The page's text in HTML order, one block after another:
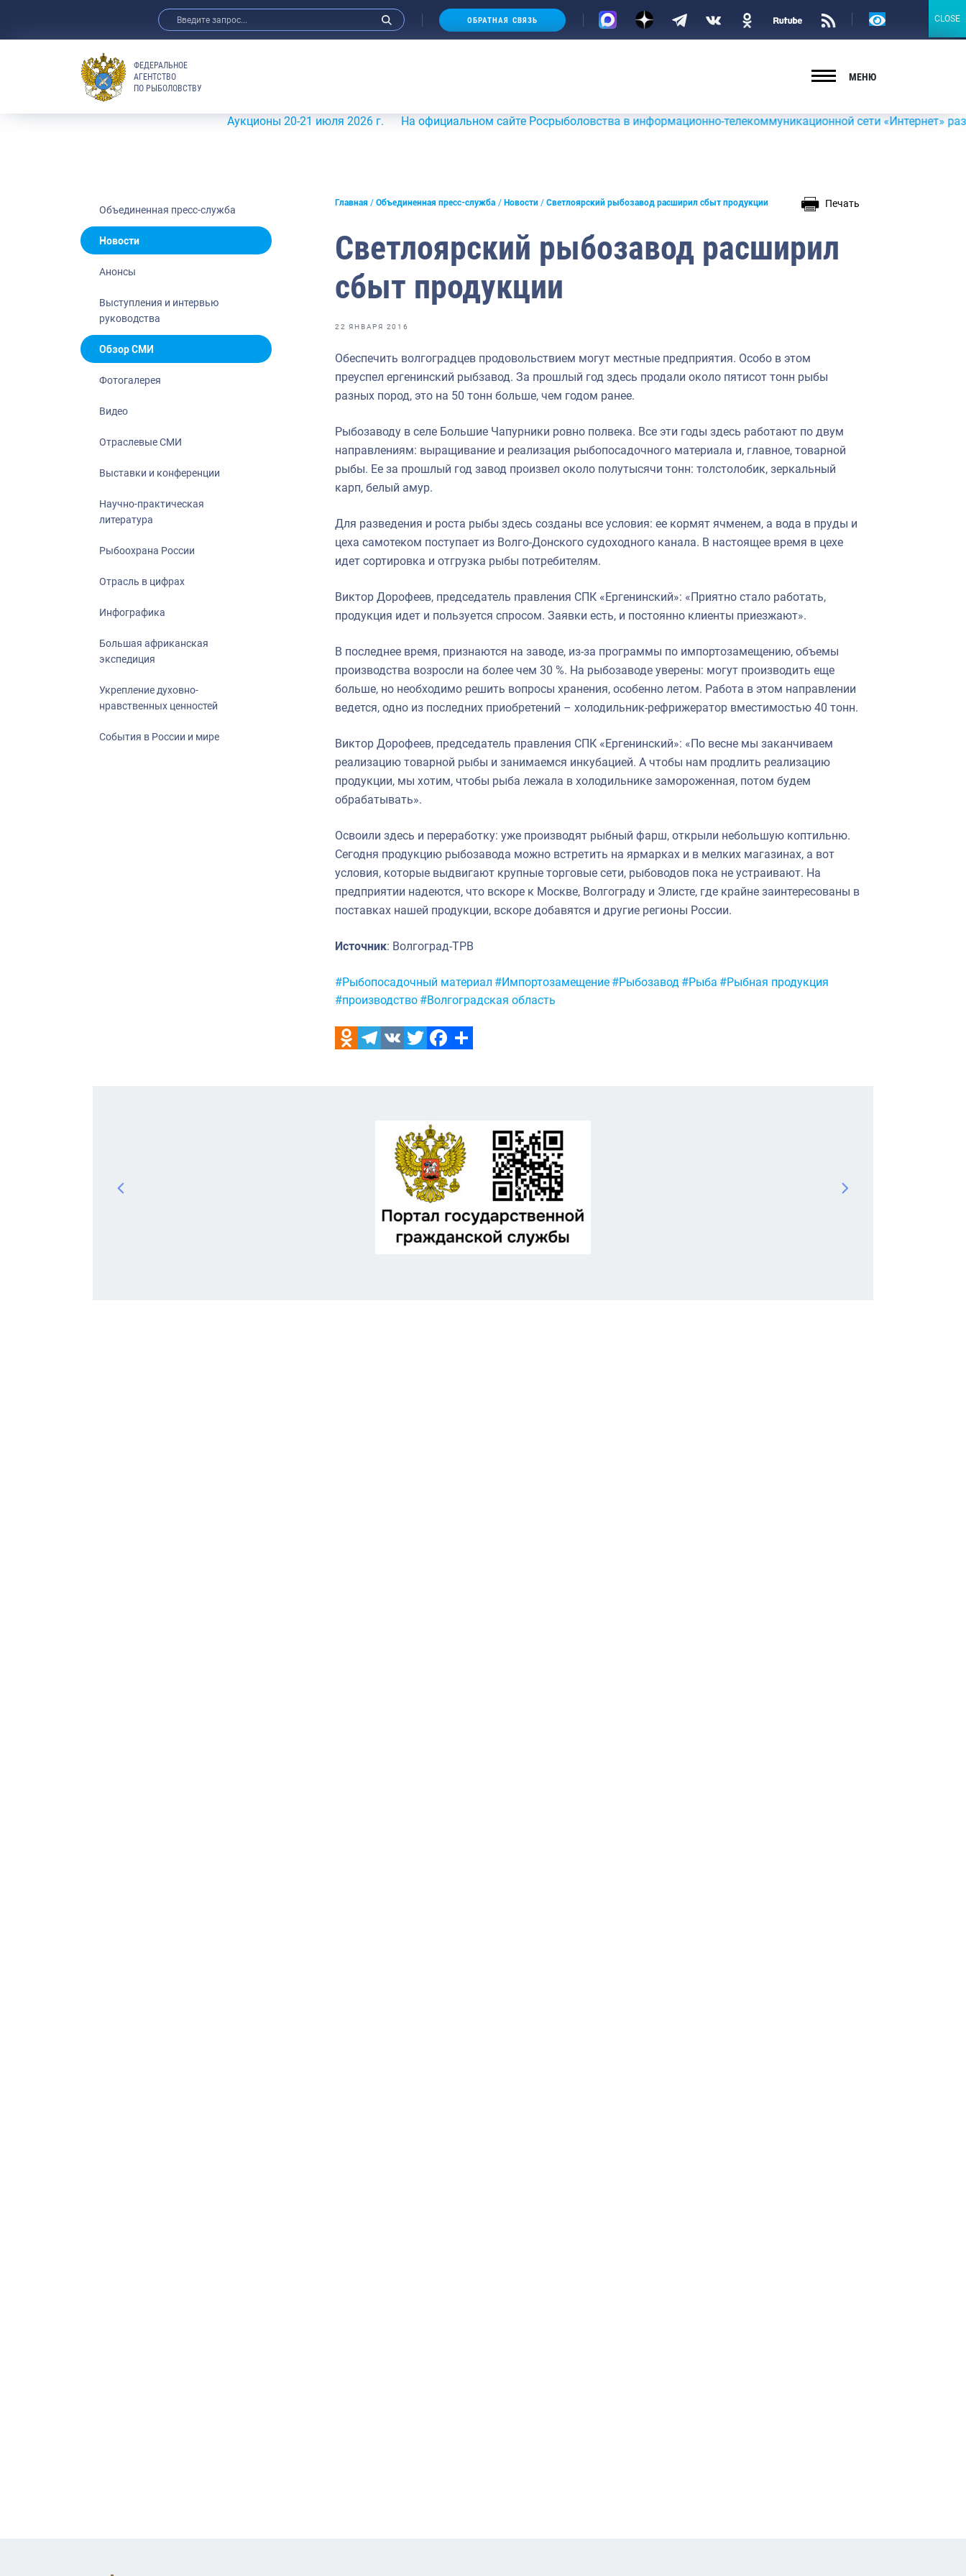
Анонсы
Отраслевые СМИ
Выставки и конференции
Научно-практическая литература
Рыбоохрана России
Отрасль в цифрах
Инфографика
Укрепление духовно-нравственных
События в России и мире
ОБРАТНАЯ СВЯЗЬ
Версия
ФЕДЕРАЛЬНОЕ
АГЕНТСТВО
ПО РЫБОЛОВСТВУ
МЕНЮ
Аукционы 20-21 июля 2026 г. На официальном сайте Росрыболовства в информационно-телекоммуникационной сети «Интернет»
Объединенная пресс-служба
Новости
Анонсы
Выступления и интервью
руководства
Обзор СМИ
Фотогалерея
Видео
Отраслевые СМИ
Выставки и конференции
Научно-практическая
литература
Рыбоохрана России
Отрасль в цифрах
Инфографика
Большая африканская
экспедиция
Укрепление духовно-
нравственных ценностей
События в России и мире
Главная Объединенная пресс-служба Новости Светлоярский рыбозавод расширил сбыт продукции Печать
Светлоярский рыбозавод расширил
сбыт продукции
22 ЯНВАРЯ 2016
Обеспечить волгоградцев продовольствием могут местные предприятия. Особо в этом
преуспел ергенинский рыбзавод. За прошлый год здесь продали около пятисот тонн рыбы
разных пород, это на 50 тонн больше, чем годом ранее.
Рыбозаводу в селе Большие Чапурники ровно полвека. Все эти годы здесь работают по двум
направлениям: выращивание и реализация рыбопосадочного материала и, главное, товарной
рыбы. Ее за прошлый год завод произвел около полутысячи тонн: толстолобик, зеркальный
карп, белый амур.
Для разведения и роста рыбы здесь созданы все условия: ее кормят ячменем, а вода в пруды и
цеха самотеком поступает из Волго-Донского судоходного канала. В настоящее время в цехе
идет сортировка и отгрузка рыбы потребителям.
Виктор Дорофеев, председатель правления СПК «Ергенинский»: «Приятно стало работать,
продукция идет и пользуется спросом. Заявки есть, и постоянно клиенты приезжают».
В последнее время, признаются на заводе, из-за программы по импортозамещению, объемы
производства возросли на более чем 30 %. На рыбозаводе уверены: могут производить еще
больше, но необходимо решить вопросы хранения, особенно летом. Работа в этом направлении
ведется, одно из последних приобретений – холодильник-рефрижератор вместимостью 40 тонн.
Виктор Дорофеев, председатель правления СПК «Ергенинский»: «По весне мы заканчиваем
реализацию товарной рыбы и занимаемся инкубацией. А чтобы нам продлить реализацию
продукции, мы хотим, чтобы рыба лежала в холодильнике замороженная, потом будем
обрабатывать».
Освоили здесь и переработку: уже производят рыбный фарш, открыли небольшую коптильню.
Сегодня продукцию рыбозавода можно встретить на ярмарках и в мелких магазинах, а вот
условия, которые выдвигают крупные торговые сети, рыбоводов пока не устраивают. На
предприятии надеются, что вскоре к Москве, Волгограду и Элисте, где крайне заинтересованы в
поставках нашей продукции, вскоре добавятся и другие регионы России.
Источник: Волгоград-ТРВ
Метки:
#Рыбопосадочный материал #Импортозамещение #Рыбозавод #Рыба #Рыбная продукция
#производство #Волгоградская область
CLOSE
CLOSE